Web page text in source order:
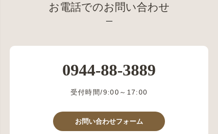
お電話でのお問い合わせ
0944-88-3889
受付時間/9:00～17:00
お問い合わせフォーム